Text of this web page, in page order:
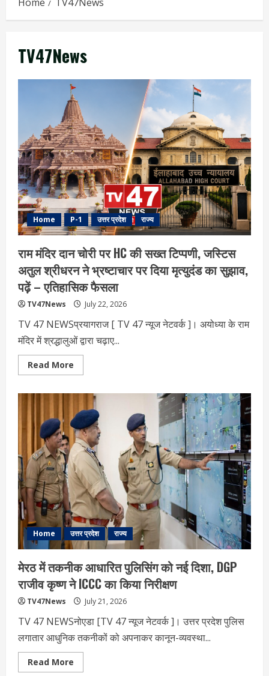
TV47News
Home P-1 उत्तर प्रदेश राज्य
राम मंदिर दान चोरी पर HC की सख्त टिप्पणी, जस्टिस
अतुल श्रीधरन ने भ्रष्टाचार पर द‍िया मृत्युदंड का सुझाव,
पढ़ें – एत‍िहास‍िक फैसला
TV47News July 22, 2026
TV 47 NEWSप्रयागराज [ TV 47 न्‍यूज नेटवर्क ]। अयोध्या के राम
मंदिर में श्रद्धालुओं द्वारा चढ़ाए...
Read More
more
चोरी
पर
HC
की
सख्त
टिप्पणी,
जस्टिस
अतुल
श्रीधरन
भ्रष्टाचार
पर
द‍िया
मृत्युदंड
का
सुझाव,
पढ़ें
एत‍िहास‍िक
फैसला
Home उत्तर प्रदेश राज्य
मेरठ में तकनीक आधारित पुलिसिंग को नई दिशा, DGP
राजीव कृष्ण ने ICCC का किया निरीक्षण
TV47News July 21, 2026
TV 47 NEWSनोएडा [TV 47 न्‍यूज नेटवर्क ]। उत्तर प्रदेश पुलिस
लगातार आधुनिक तकनीकों को अपनाकर कानून-व्यवस्था...
Read More
more